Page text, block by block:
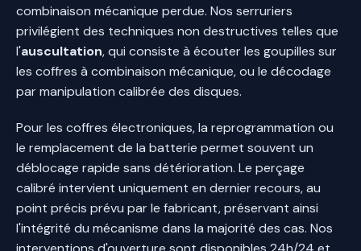
combinaison mécanique perdue. Nos serruriers
privilégient des techniques non destructives telles que
l'auscultation, qui consiste à écouter les goupilles sur
les coffres à combinaison mécanique, ou le décodage
par manipulation calibrée des disques.
Pour les coffres électroniques, la reprogrammation ou
le remplacement de la batterie permet souvent un
déblocage rapide sans détérioration. Le perçage
calibré intervient uniquement en dernier recours, au
point précis prévu par le fabricant, préservant ainsi
l'intégrité du mécanisme dans la majorité des cas. Nos